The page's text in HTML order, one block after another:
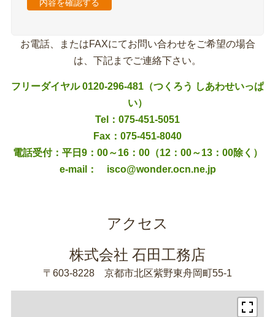
お電話、またはFAXにてお問い合わせをご希望の場合
は、下記までご連絡下さい。
フリーダイヤル 0120-296-481（つくろう しあわせいっぱ
い）
Tel：075-451-5051
Fax：075-451-8040
電話受付：平日9：00～16：00（12：00～13：00除く）
e-mail： isco@wonder.ocn.ne.jp
アクセス
株式会社 石田工務店
〒603-8228 京都市北区紫野東舟岡町55-1